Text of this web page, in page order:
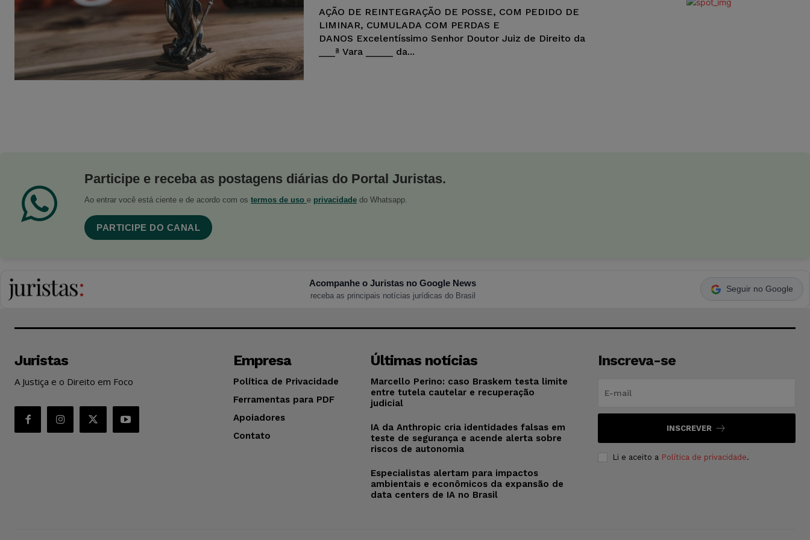
AÇÃO DE REINTEGRAÇÃO DE POSSE, COM PEDIDO DE
LIMINAR, CUMULADA COM PERDAS E
DANOS Excelentíssimo Senhor Doutor Juiz de Direito da
___ª Vara _____ da...
Participe e receba as postagens diárias do Portal Juristas.
Ao entrar você está ciente e de acordo com os termos de uso e privacidade do Whatsapp.
PARTICIPE DO CANAL
Acompanhe o Juristas no Google News
receba as principais notícias jurídicas do Brasil
Seguir no Google
Juristas
A Justiça e o Direito em Foco
Empresa
Política de Privacidade
Ferramentas para PDF
Apoiadores
Contato
Últimas notícias
Marcello Perino: caso Braskem testa limite
entre tutela cautelar e recuperação
judicial
IA da Anthropic cria identidades falsas em
teste de segurança e acende alerta sobre
riscos de autonomia
Especialistas alertam para impactos
ambientais e econômicos da expansão de
data centers de IA no Brasil
Inscreva-se
INSCREVER
Li e aceito a Política de privacidade.